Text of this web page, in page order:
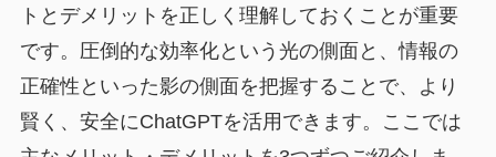
トとデメリットを正しく理解しておくことが重要
です。圧倒的な効率化という光の側面と、情報の
正確性といった影の側面を把握することで、より
賢く、安全にChatGPTを活用できます。ここでは